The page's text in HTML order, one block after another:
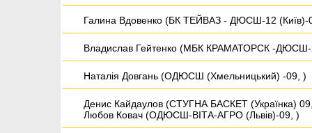
Галина Вдовенко (БК ТЕЙВАЗ - ДЮСШ-12 (Київ)-
Владислав Гейтенко (МБК КРАМАТОРСК -ДЮСШ-
Наталія Довгань (ОДЮСШ (Хмельницький) -09, )
Денис Кайдаулов (СТУГНА БАСКЕТ (Українка)
Любов Ковач (ОДЮСШ-ВІТА-АГРО (Львів)-09, )